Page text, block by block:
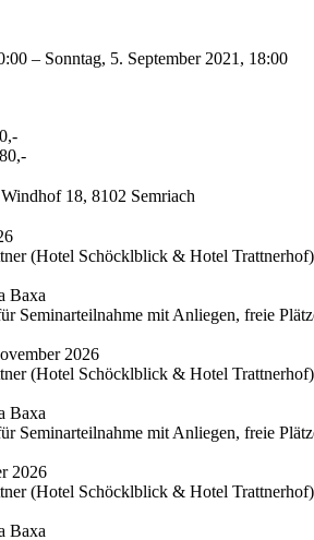
– Sonntag, 5. September 2021, 18:00
18, 8102 Semriach
(Hotel Schöcklblick & Hotel Trattnerhof)
Baxa
Seminarteilnahme mit Anliegen, freie
2026
(Hotel Schöcklblick & Hotel Trattnerhof)
Baxa
Seminarteilnahme mit Anliegen, freie
2026
(Hotel Schöcklblick & Hotel Trattnerhof)
Baxa